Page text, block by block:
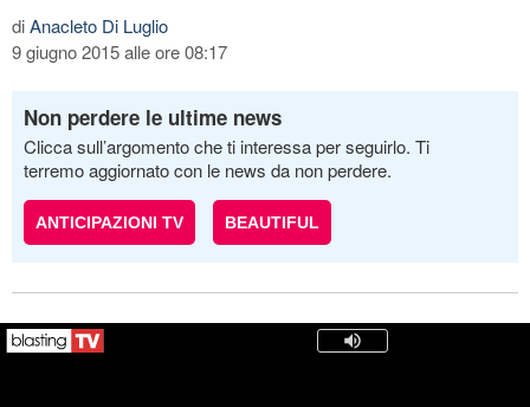
diAnacleto Di Luglio
9 giugno 2015 alle ore 08:17
Non perdere le ultime news
Clicca sull’argomento che ti interessa per seguirlo. Ti
terremo aggiornato con le news da non perdere.
ANTICIPAZIONI TV BEAUTIFUL